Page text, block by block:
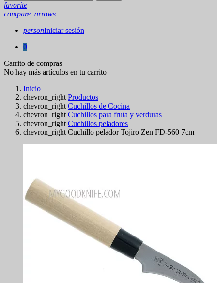
favorite
compare_arrows
personIniciar sesión
0
Carrito de compras
No hay más artículos en tu carrito
Inicio
chevron_right Productos
chevron_right Cuchillos de Cocina
chevron_right Cuchillos para fruta y verduras
chevron_right Cuchillos peladores
chevron_right Cuchillo pelador Tojiro Zen FD-560 7cm